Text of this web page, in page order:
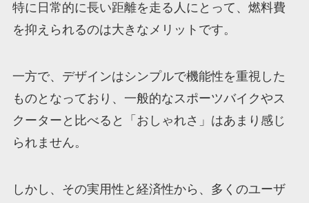
特に日常的に長い距離を走る人にとって、燃料費
を抑えられるのは大きなメリットです。
一方で、デザインはシンプルで機能性を重視した
ものとなっており、一般的なスポーツバイクやス
クーターと比べると「おしゃれさ」はあまり感じ
られません。
しかし、その実用性と経済性から、多くのユーザ